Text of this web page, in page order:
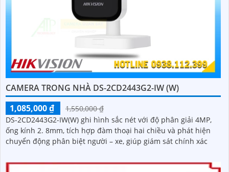
CAMERA TRONG NHÀ DS-2CD2443G2-IW (W)
1,085,000 ₫
1,550,000 ₫
DS-2CD2443G2-IW(W) ghi hình sắc nét với độ phân giải 4MP,
ống kính 2. 8mm, tích hợp đàm thoại hai chiều và phát hiện
chuyển động phân biệt người – xe, giúp giám sát chính xác